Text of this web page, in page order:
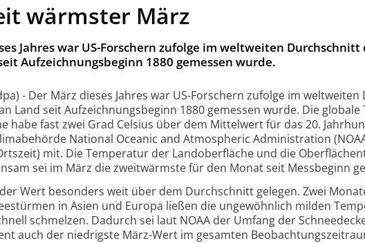
wärmster März
Jahres war US-Forschern zufolge im weltweiten
Aufzeichnungsbeginn 1880 gemessen wurde.
- Der März dieses Jahres war US-Forschern zufolge im
Land seit Aufzeichnungsbeginn 1880 gemessen wurde. Die
habe fast zwei Grad Celsius über dem Mittelwert für das 20.
National Oceanic and Atmospheric Administration
mit. Die Temperatur der Landoberfläche und die
sei im März die zweitwärmste für den Monat seit Messbeginn
Wert besonders weit über dem Durchschnitt gelegen. Zwei
in Asien und Europa ließen die ungewöhnlich milden
schmelzen. Dadurch sei laut NOAA der Umfang der
auch der niedrigste März-Wert im gesamten